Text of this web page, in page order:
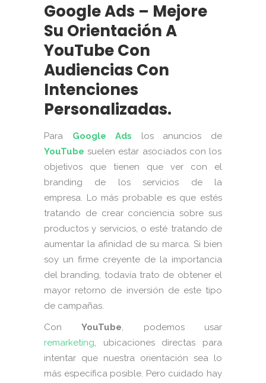
Google Ads – Mejore
Su Orientación A
YouTube Con
Audiencias Con
Intenciones
Personalizadas.
Para Google Ads los anuncios de
YouTube suelen estar asociados con los
objetivos que tienen que ver con el
branding de los servicios de la
empresa. Lo más probable es que estés
tratando de crear conciencia sobre sus
productos y servicios, o esté tratando de
aumentar la afinidad de su marca. Si bien
soy un firme creyente de la importancia
del branding, todavía trato de obtener el
mayor retorno de inversión de este tipo
de campañas.
ConYouTube, podemos usar
remarketing, ubicaciones directas para
intentar que nuestra orientación sea lo
más específica posible. Pero cuidado hay